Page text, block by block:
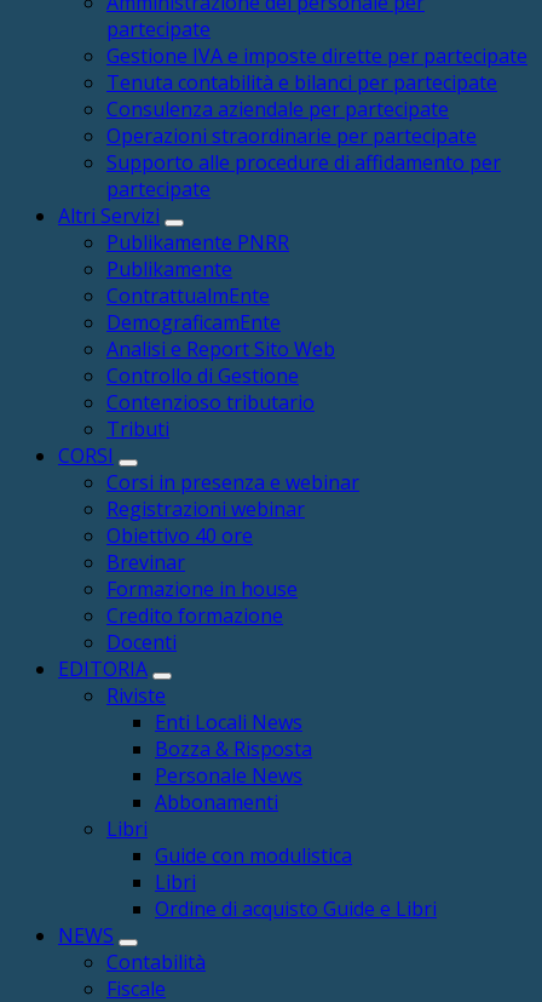
partecipate
Gestione IVA e imposte dirette per partecipate
Tenuta contabilità e bilanci per partecipate
Consulenza aziendale per partecipate
Operazioni straordinarie per partecipate
Supporto alle procedure di affidamento per
partecipate
Altri Servizi
Publikamente PNRR
Publikamente
ContrattualmEnte
DemograficamEnte
Analisi e Report Sito Web
Controllo di Gestione
Contenzioso tributario
Tributi
CORSI
Corsi in presenza e webinar
Registrazioni webinar
Obiettivo 40 ore
Brevinar
Formazione in house
Credito formazione
Docenti
EDITORIA
Riviste
Enti Locali News
Bozza & Risposta
Personale News
Abbonamenti
Libri
Guide con modulistica
Libri
Ordine di acquisto Guide e Libri
NEWS
Contabilità
Fiscale